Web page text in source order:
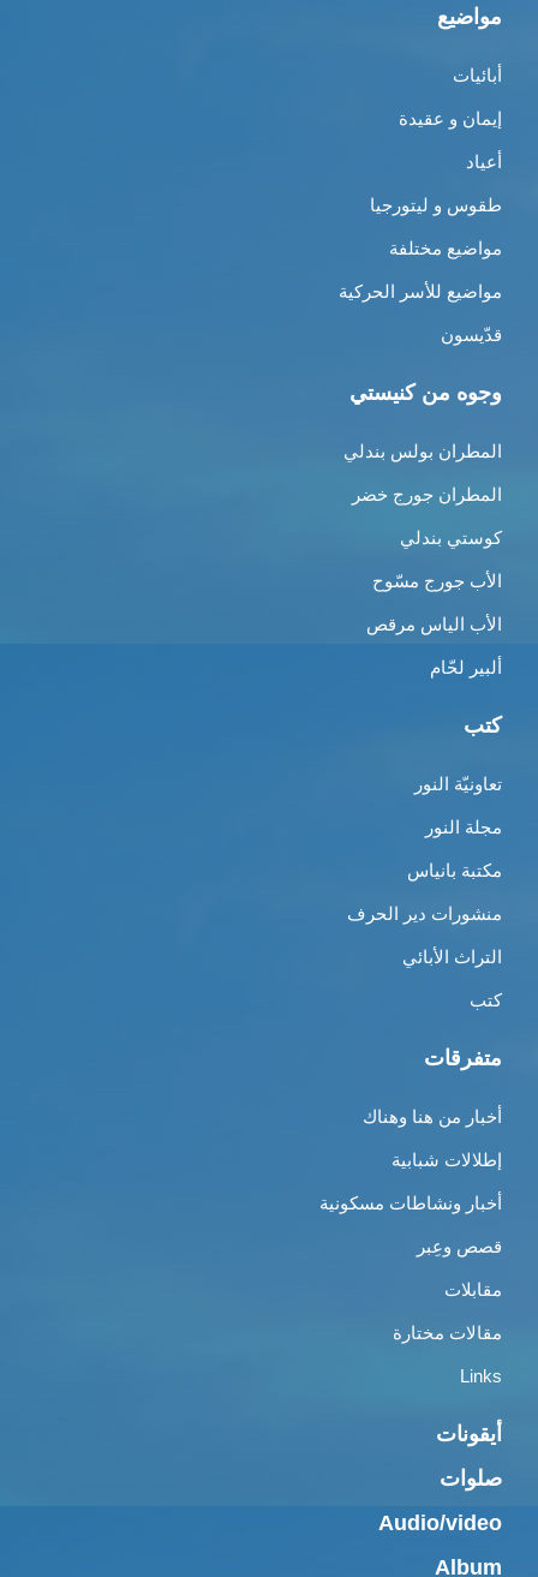
مواضيع
أبائيات
إيمان و عقيدة
أعياد
طقوس و ليتورجيا
مواضيع مختلفة
مواضيع للأسر الحركية
قدّيسون
وجوه من كنيستي
المطران بولس بندلي
المطران جورج خضر
كوستي بندلي
الأب جورج مسّوح
الأب الياس مرقص
ألبير لحّام
كتب
تعاونيّة النور
مجلة النور
مكتبة بانياس
منشورات دير الحرف
التراث الأبائي
كتب
متفرقات
أخبار من هنا وهناك
إطلالات شبابية
أخبار ونشاطات مسكونية
قصص وعِبر
مقابلات
مقالات مختارة
Links
أيقونات
صلوات
Audio/video
Album